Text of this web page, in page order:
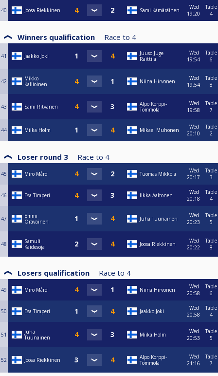
40 Joosa Riekkinen Sami Kämäräinen
Wed
19:20
Table
4
Winners qualification Race to 4
41 Jaakko Joki
Juuso Juge
Raittila
Wed
19:54
Table
6
42
Mikko
Kallioinen
Niina Hirvonen
Wed
19:54
Table
8
43 Sami Ritvanen
Alpo Korppi-
Tommola
Wed
19:58
Table
7
44 Miika Holm Mikael Muhonen
Wed
20:10
Table
2
Loser round 3 Race to 4
45 Miro Mård Tuomas Mikkola
Wed
20:17
Table
3
46 Esa Timperi Ilkka Aaltonen
Wed
20:18
Table
4
47
Emmi
Oravainen
Juha Tuunainen
Wed
20:23
Table
5
48
Samuli
Kaidesoja
Joosa Riekkinen
Wed
20:22
Table
8
Losers qualification Race to 4
49 Miro Mård Niina Hirvonen
Wed
20:58
Table
6
50 Esa Timperi Jaakko Joki
Wed
20:58
Table
4
51
Juha
Tuunainen
Miika Holm
Wed
20:53
Table
5
52 Joosa Riekkinen
Alpo Korppi-
Tommola
Wed
21:16
Table
7